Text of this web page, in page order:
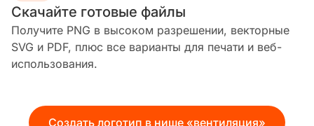
Скачайте готовые файлы
Получите PNG в высоком разрешении, векторные
SVG и PDF, плюс все варианты для печати и веб-
использования.
Создать логотип в нише «вентиляция»